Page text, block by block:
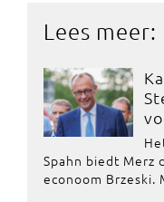
Lees meer:
Spahn biedt Merz
econoom Brzeski.